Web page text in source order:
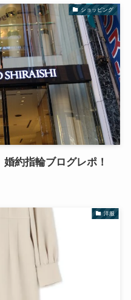
ショッピング
約指輪ブログレポ！
洋服